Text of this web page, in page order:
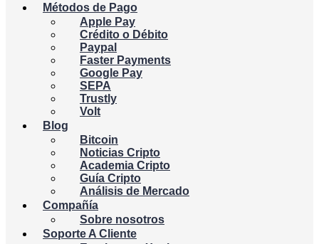
Métodos de Pago
Apple Pay
Crédito o Débito
Paypal
Faster Payments
Google Pay
SEPA
Trustly
Volt
Blog
Bitcoin
Noticias Cripto
Academia Cripto
Guía Cripto
Análisis de Mercado
Compañía
Sobre nosotros
Soporte A Cliente